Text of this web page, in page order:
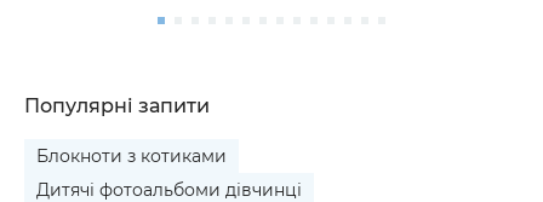
Популярні запити
Блокноти з котиками
Дитячі фотоальбоми дівчинці